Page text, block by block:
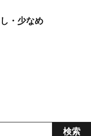
・少なめ